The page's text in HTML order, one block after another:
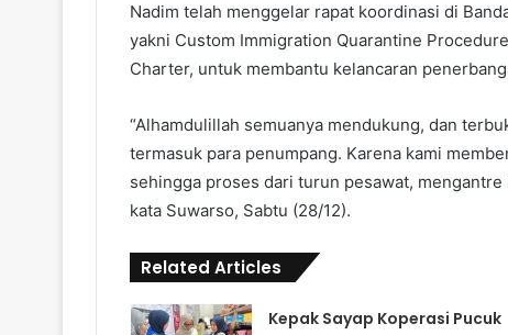
Nadim telah menggelar rapat koordinasi di
yakni Custom Immigration Quarantine
Charter, untuk membantu kelancaran
“Alhamdulillah semuanya mendukung, dan
termasuk para penumpang. Karena kami
sehingga proses dari turun pesawat,
kata Suwarso, Sabtu (28/12).
Related Articles
Kepak Sayap Koperasi Pucuk